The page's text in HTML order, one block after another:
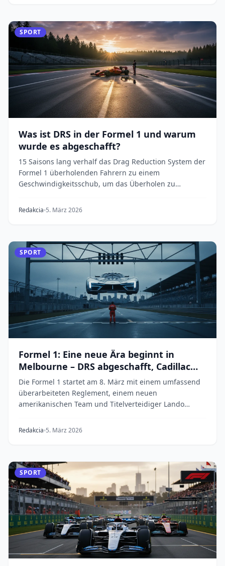
SPORT
Was ist DRS in der Formel 1 und warum
wurde es abgeschafft?
15 Saisons lang verhalf das Drag Reduction System der
Formel 1 überholenden Fahrern zu einem
Geschwindigkeitsschub, um das Überholen zu
Redakcia 5. März 2026
SPORT
Formel 1: Eine neue Ära beginnt in
Melbourne – DRS abgeschafft, Cadillac
gibt Debüt
Die Formel 1 startet am 8. März mit einem umfassend
überarbeiteten Reglement, einem neuen
amerikanischen Team und Titelverteidiger Lando
Redakcia 5. März 2026
SPORT